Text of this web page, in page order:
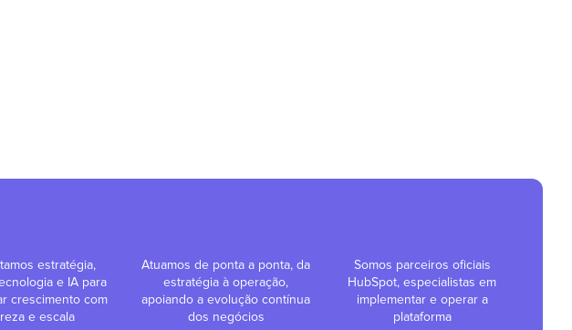
estratégia,
e IA para
crescimento com
e escala
Atuamos de ponta a ponta, da
estratégia à operação,
apoiando a evolução contínua
dos negócios
Somos parceiros oficiais
HubSpot, especialistas em
implementar e operar a
plataforma